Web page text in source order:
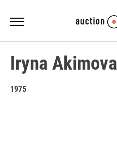
Iryna Akimova
1975